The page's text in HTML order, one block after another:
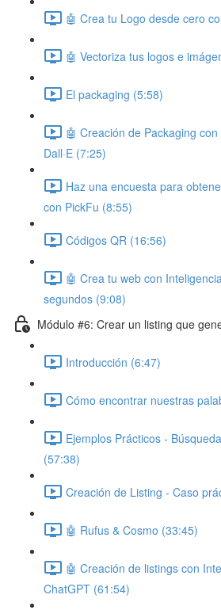
🤖 Crea tu Logo desde cero
🤖 Vectoriza tus logos e
El packaging (5:58)
🤖 Creación de Packaging
Dall·E (7:25)
Haz una encuesta para
con PickFu (8:55)
Códigos QR (16:56)
🤖 Crea tu web con
segundos (9:08)
Módulo #6: Crear un listing que
Introducción (6:47)
Cómo encontrar nuestras
Ejemplos Prácticos -
(57:38)
Creación de Listing - Caso
🤖 Rufus & Cosmo (33:45)
🤖 Creación de listings con
ChatGPT (61:54)